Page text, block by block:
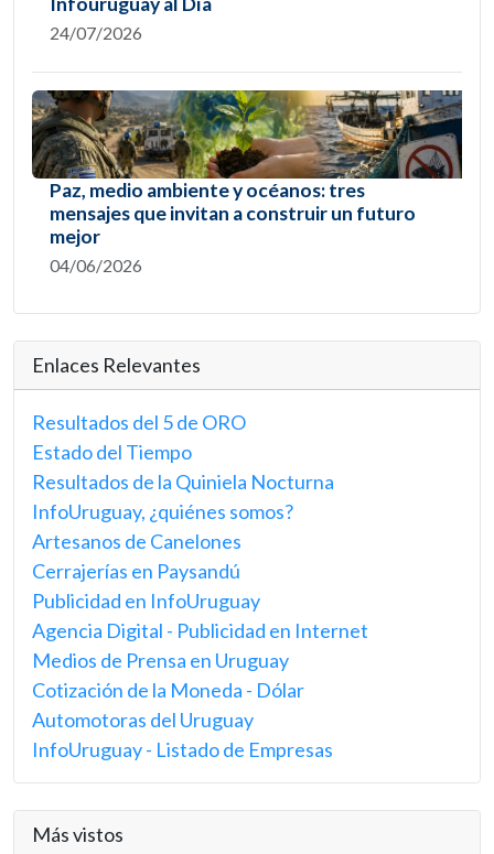
24/07/2026
Paz, medio ambiente y océanos: tres
mensajes que invitan a construir un futuro
mejor
04/06/2026
Enlaces Relevantes
Resultados del 5 de ORO
Estado del Tiempo
Resultados de la Quiniela Nocturna
InfoUruguay, ¿quiénes somos?
Artesanos de Canelones
Cerrajerías en Paysandú
Publicidad en InfoUruguay
Agencia Digital - Publicidad en Internet
Medios de Prensa en Uruguay
Cotización de la Moneda - Dólar
Automotoras del Uruguay
InfoUruguay - Listado de Empresas
Más vistos